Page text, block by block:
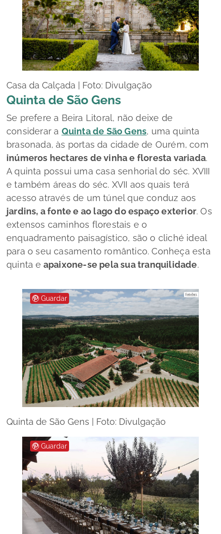
Casa da Calçada | Foto: Divulgação
Quinta de São Gens
Se prefere a Beira Litoral, não deixe de
considerar a Quinta de São Gens, uma quinta
brasonada, às portas da cidade de Ourém, com
inúmeros hectares de vinha e floresta variada.
A quinta possui uma casa senhorial do séc. XVIII
e também áreas do séc. XVII aos quais terá
acesso através de um túnel que conduz aos
jardins, a fonte e ao lago do espaço exterior. Os
extensos caminhos florestais e o
enquadramento paisagístico, são o cliché ideal
para o seu casamento romântico. Conheça esta
quinta e apaixone-se pela sua tranquilidade.
Guardar
Quinta de São Gens | Foto: Divulgação
Guardar